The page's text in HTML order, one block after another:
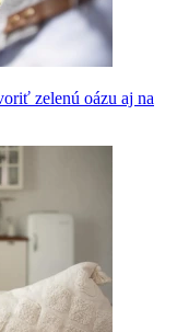
zelenú oázu aj na